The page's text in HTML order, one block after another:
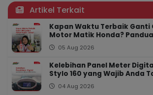
Artikel Terkait
Kapan Waktu Terbaik Ganti
Motor Matik Honda?
05 Aug 2026
Kelebihan Panel Meter
Stylo 160 yang Wajib Anda
04 Aug 2026